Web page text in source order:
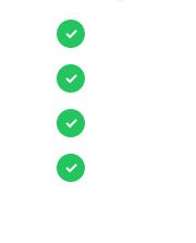
✓
✓
✓
✓